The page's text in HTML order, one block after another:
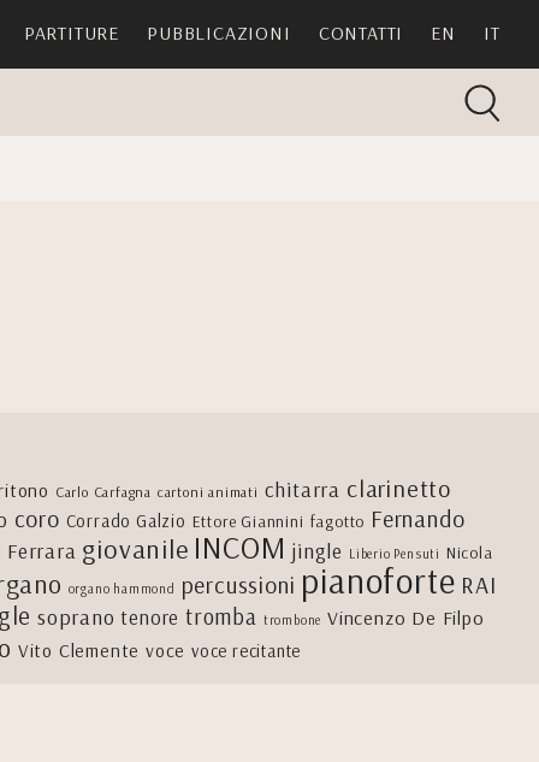
PARTITURE PUBBLICAZIONI CONTATTI EN IT
Carlo Carfagna cartoni animati chitarra clarinetto
coro Corrado Galzio Ettore Giannini fagotto Fernando
Ferrara giovanile INCOM jingle Liberio Pensuti Nicola
organo hammond percussioni pianoforte RAI
soprano tenore tromba trombone Vincenzo De Filpo
Vito Clemente voce voce recitante